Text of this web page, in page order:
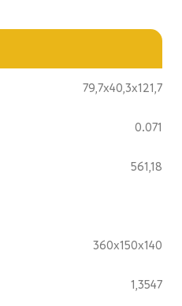
79,7x40,3x121,7
0.071
561,18
360x150x140
1,3547